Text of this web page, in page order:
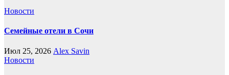
Новости
Семейные отели в Сочи
Июл 25, 2026 Alex Savin
Новости